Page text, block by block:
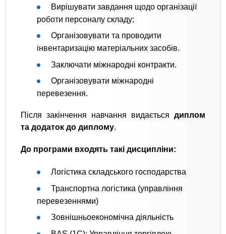
Вирішувати завдання щодо організації
роботи персоналу складу;
Організовувати та проводити
інвентаризацію матеріальних засобів.
Заключати міжнародні контракти.
Організовувати міжнародні
перевезення.
Після закінчення навчання видається диплом
та додаток до диплому.
До програми входять такі дисципліни:
Логістика складського господарства
Транспортна логістика (управління
перевезеннями)
Зовнішньоекономічна діяльність